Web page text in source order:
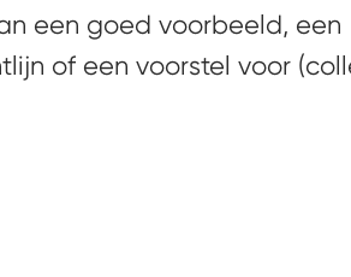
een goed voorbeeld, een
of een voorstel voor